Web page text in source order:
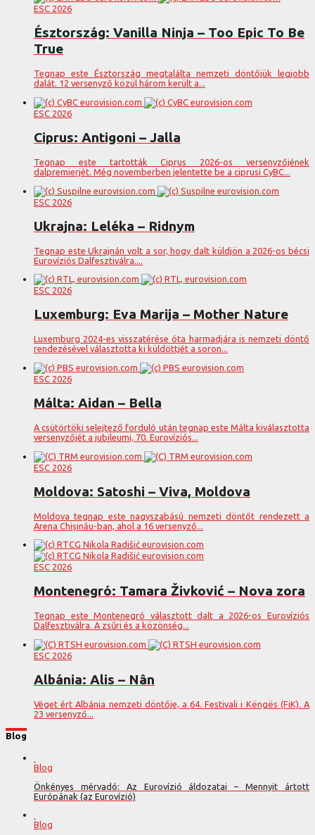
ESC 2026
Észtország: Vanilla Ninja – Too Epic To Be
True
Tegnap este Észtország megtalálta nemzeti döntőjük legjobb
dalát. 12 versenyző közül három került a...
ESC 2026
Ciprus: Antigoni – Jalla
Tegnap este tartották Ciprus 2026-os versenyzőjének
dalpremierjét. Még novemberben jelentette be a ciprusi CyBC...
ESC 2026
Ukrajna: Leléka – Ridnym
Tegnap este Ukrajnán volt a sor, hogy dalt küldjön a 2026-os bécsi
Eurovíziós Dalfesztiválra....
ESC 2026
Luxemburg: Eva Marija – Mother Nature
Luxemburg 2024-es visszatérése óta harmadjára is nemzeti döntő
rendezésével választotta ki küldöttjét a soron...
ESC 2026
Málta: Aidan – Bella
A csütörtöki selejtező forduló után tegnap este Málta kiválasztotta
versenyzőjét a jubileumi, 70. Eurovíziós...
ESC 2026
Moldova: Satoshi – Viva, Moldova
Moldova tegnap este nagyszabású nemzeti döntőt rendezett a
Arena Chișinău-ban, ahol a 16 versenyző...
ESC 2026
Montenegró: Tamara Živković – Nova zora
Tegnap este Montenegró választott dalt a 2026-os Eurovíziós
Dalfesztiválra. A zsűri és a közönség...
ESC 2026
Albánia: Alis – Nân
Véget ért Albánia nemzeti döntője, a 64. Festivali i Këngës (FiK). A
23 versenyző...
Blog
Blog
Önkényes mérvadó: Az Eurovízió áldozatai – Mennyit ártott
Európának (az Eurovízió)
Blog